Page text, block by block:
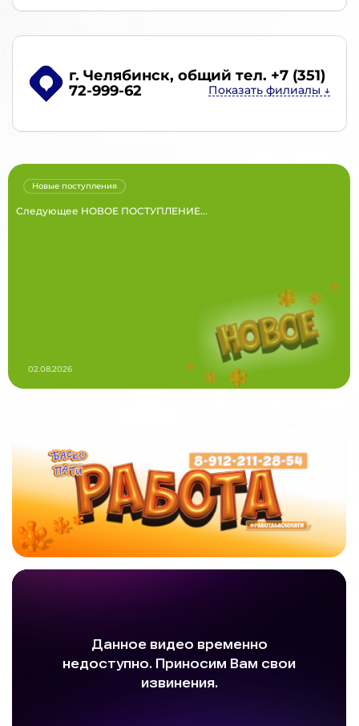
г. Челябинск, общий тел. +7 (351)
72-999-62
Следующее НОВОЕ ПОСТУПЛЕНИЕ...
Новые поступления
02.08.2026